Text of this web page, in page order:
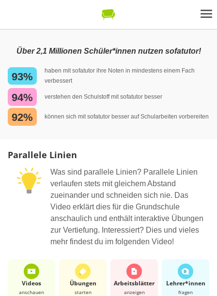
Über 2,1 Millionen Schüler*innen nutzen sofatutor!
93%
haben mit sofatutor ihre Noten in mindestens einem Fach
verbessert
94% verstehen den Schulstoff mit sofatutor besser
92% können sich mit sofatutor besser auf Schularbeiten vorbereiten
Parallele Linien
Was sind parallele Linien? Parallele Linien
verlaufen stets mit gleichem Abstand
zueinander und schneiden sich nie. Das
Video erklärt dies für die Grundschule
anschaulich und enthält interaktive Übungen
zur Vertiefung. Interessiert? Dies und vieles
mehr findest du im folgenden Video!
Videos
anschauen
Übungen
starten
Arbeits­blätter
anzeigen
Lehrer*​innen
fragen